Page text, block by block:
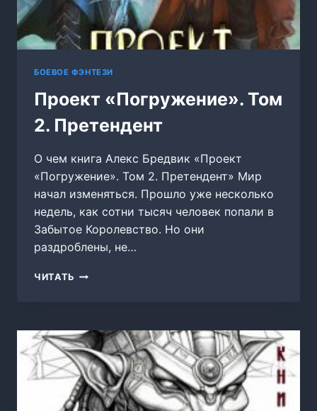
БОЕВОЕ ФЭНТЕЗИ
Проект «Погружение». Том
2. Претендент
О чем книга Алекс Бредвик «Проект
«Погружение». Том 2. Претендент» Мир
начал изменяться. Прошло уже несколько
недель, как сотни тысяч человек попали в
Забытое Королевство. Но они
раздроблены, не…
ЧИТАТЬ ПРОЕКТ
ПРЕТЕНДЕНТ